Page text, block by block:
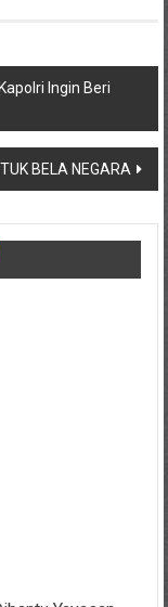
Ingin Beri
BELA NEGARA